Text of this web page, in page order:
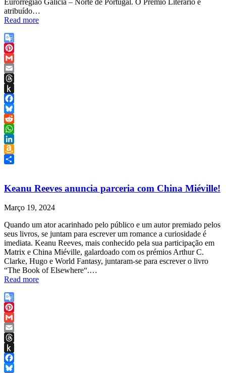
Eurorregião Galicia – Norte de Portugal. O Prémio Literário é
atribuído…
Read more
Google
Translate
Pinterest
Gmail
Email
Threads
Push
to
Kindle
Facebook
Bluesky
Reddit
WhatsApp
LinkedIn
Amazon
Keanu Reeves anuncia parceria com China Miéville!
Março 19, 2024
Quando um ator acarinhado pelo público e um autor premiado pelos
seus livros, se juntam para escrever um romance a curiosidade é
imediata. Keanu Reeves, mais conhecido pela sua participação em
Matrix e China Miéville, galardoado com os prémios Arthur C.
Clarke, Hugo e World Fantasy, juntaram-se para escrever o livro
“The Book of Elsewhere“.…
Read more
Google
Translate
Pinterest
Gmail
Email
Threads
Push
to
Facebook